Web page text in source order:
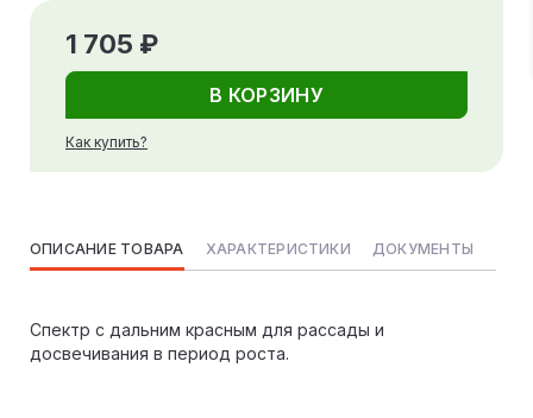
1 705 ₽
В КОРЗИНУ
Как купить?
ОПИСАНИЕ ТОВАРА ХАРАКТЕРИСТИКИ ДОКУМЕНТЫ
Спектр с дальним красным для рассады и
досвечивания в период роста.